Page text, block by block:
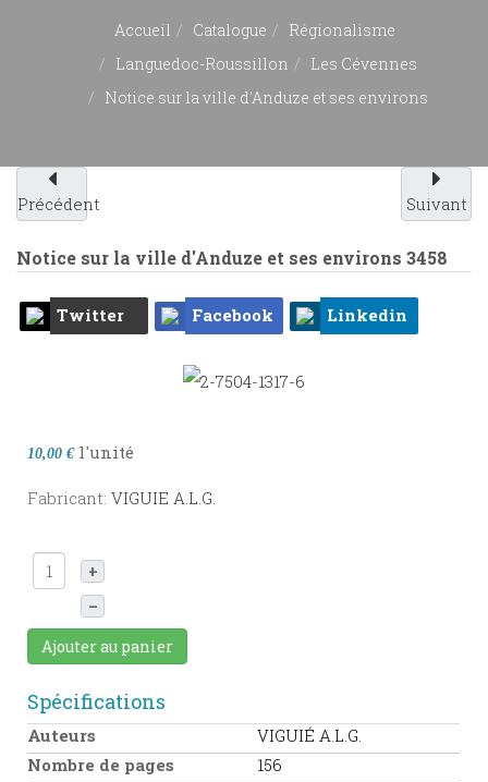
Accueil Catalogue
Régionalisme
Languedoc-Roussillon
Les Cévennes
Notice sur la ville d'Anduze et ses environs
Précédent Suivant
Notice sur la ville d'Anduze et ses environs 3458
Twitter Facebook Linkedin
10,00 € l'unité
Fabricant: VIGUIE A.L.G.
+
–
Ajouter au panier
Spécifications
Auteurs
VIGUIÉ A.L.G.
Nombre de pages
156